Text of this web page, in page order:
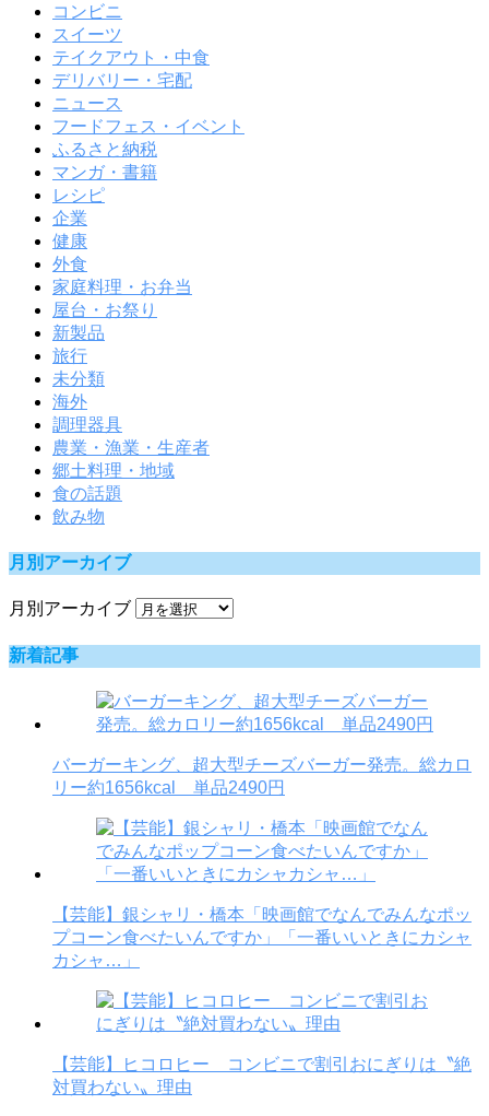
コンビニ
スイーツ
テイクアウト・中食
デリバリー・宅配
ニュース
フードフェス・イベント
ふるさと納税
マンガ・書籍
レシピ
企業
健康
外食
家庭料理・お弁当
屋台・お祭り
新製品
旅行
未分類
海外
調理器具
農業・漁業・生産者
郷土料理・地域
食の話題
飲み物
月別アーカイブ
月別アーカイブ
新着記事
バーガーキング、超大型チーズバーガー発売。総カロ
リー約1656kcal 単品2490円
【芸能】銀シャリ・橋本「映画館でなんでみんなポッ
プコーン食べたいんですか」「一番いいときにカシャ
カシャ…」
【芸能】ヒコロヒー コンビニで割引おにぎりは〝絶
対買わない〟理由